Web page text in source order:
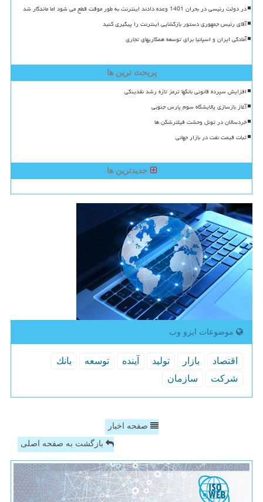
در دولت رئیسی در بحران 1401 وعده دادند اینترنت به طور موقت قطع می شود اما ماندگار شد
آقای رئیس جمهوری دستور بازگشایی اینترنت را پیگیری کنید
آمادگی ایران و اسپانیا برای توسعه همکاریهای تجاری
پربحث ترین ها
افزایش سپرده قانونی بانکها ترمز تازه رشد نقدینگی
آغاز بازسازی پالایشگاه سوم پارس جنوبی
خردسالان در تونل وحشت فیلترشکن ها
ثبات قیمت نفت در بازار جهانی
جدیدترین ها
موضوعات ایزو وب
اقتصاد بازار تولید آینده توسعه
بانك
شركت
سازمان
صفحه اخبار
بازگشت به صفحه اصلی